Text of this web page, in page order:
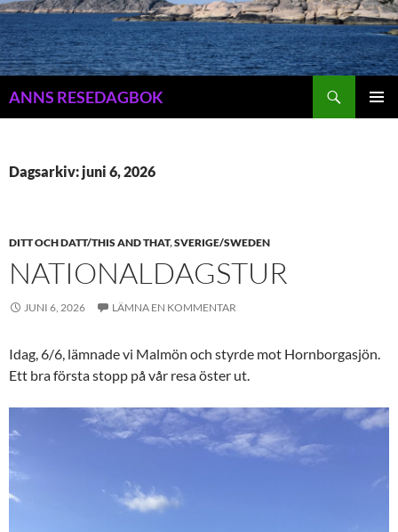
Hoppa
till
innehåll
ANNS RESEDAGBOK
Dagsarkiv: juni 6, 2026
DITT OCH DATT/THIS AND THAT,SVERIGE/SWEDEN
NATIONALDAGSTUR
JUNI 6, 2026 LÄMNA EN KOMMENTAR
Idag, 6/6, lämnade vi Malmön och styrde mot Hornborgasjön.
Ett bra första stopp på vår resa öster ut.